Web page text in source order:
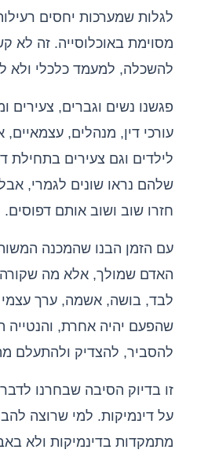
לגלות שמערכות יחסים
מסוימת באוכלוסייה. זה לא
להשכלה, למעמד כלכלי ולא
פגשנו נשים וגברים, צעירים
עורכי דין, מנהלים, עצמאיים,
לילדים וגם צעירים בתחילת
שלהם נראו שונים לגמרי,
חזרו שוב ושוב אותם דפוסים.
עם הזמן הבנו שהמכנה
האדם שמולך, אלא מה
לבד, בושה, אשמה, ערך עצמי
שהפעם יהיה אחרת, והנטייה
להסביר, להצדיק ולהתעלם
זו בדיוק הסיבה שבחרנו לדבר
על דינמיקות. למי שרוצה
מתמקדות בדינמיקות ולא